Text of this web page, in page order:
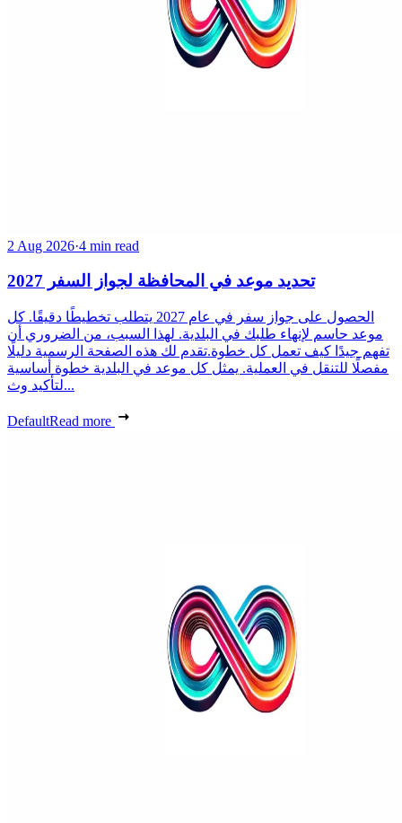
2 Aug 2026·4 min read
تحديد موعد في المحافظة لجواز السفر 2027
الحصول على جواز سفر في عام 2027 يتطلب تخطيطًا دقيقًا. كل
موعد حاسم لإنهاء طلبك في البلدية. لهذا السبب، من الضروري أن
تفهم جيدًا كيف تعمل كل خطوة.تقدم لك هذه الصفحة الرسمية دليلًا
مفصلًا للتنقل في العملية. يمثل كل موعد في البلدية خطوة أساسية
لتأكيد وث...
DefaultRead more